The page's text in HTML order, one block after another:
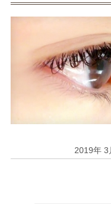
2019年 3